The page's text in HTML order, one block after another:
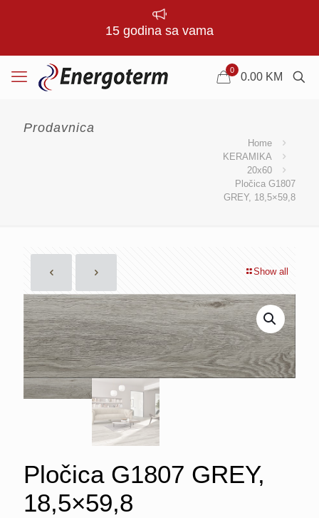
15 godina sa vama
0
0.00 KM
Prodavnica
Home
KERAMIKA
20x60
Pločica G1807
GREY, 18,5×59,8
Show all
Pločica G1807 GREY,
18,5×59,8